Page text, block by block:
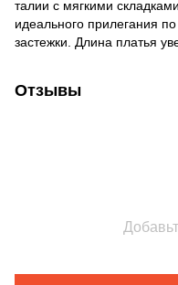
талии с мягкими
идеального прилегания
застежки. Длина платья
Отзывы